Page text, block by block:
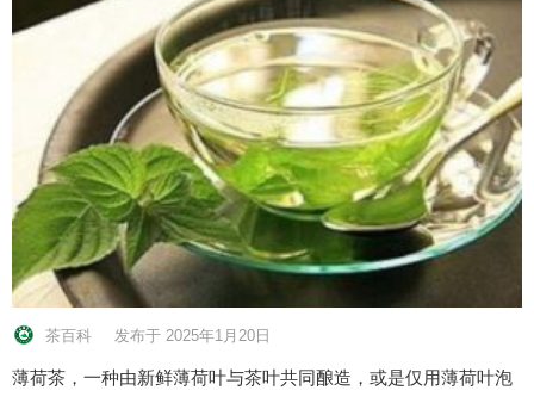
茶百科 发布于 2025年1月20日
薄荷茶，一种由新鲜薄荷叶与茶叶共同酿造，或是仅用薄荷叶泡